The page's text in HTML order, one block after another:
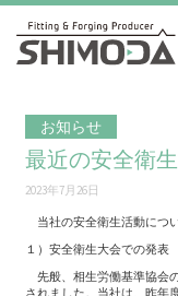
お知らせ
最近の安全衛
2023年7月26日
当社の安全衛生活動につ
１）安全衛生大会での発表
先般、相生労働基準協会
されました。当社は、昨年